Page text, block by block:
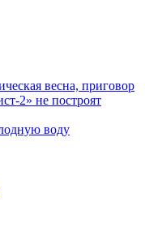
весна, приговор
2» не построят
воду